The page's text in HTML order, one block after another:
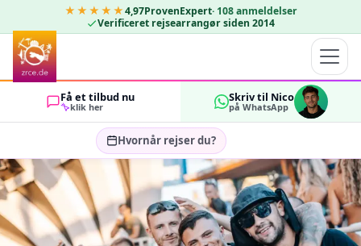
★★★★★4,97ProvenExpert· 108 anmeldelser
Verificeret rejsearrangør siden 2014
Få et tilbud nu
klik her
Skriv til Nico
på WhatsApp
Hvornår rejser du?
Vælg rejsedatoer…
GÆSTER
2 OK